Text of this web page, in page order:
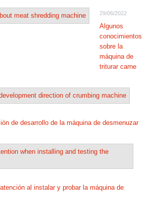
29/06/2022
Algunos
conocimientos
sobre la
máquina de
triturar carne
de desarrollo de la máquina de desmenuzar
al instalar y probar la máquina de